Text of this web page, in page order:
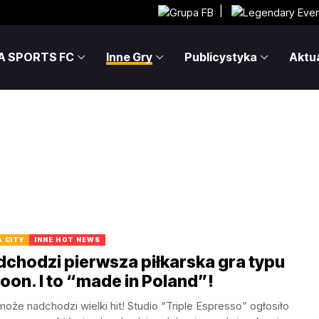
SPORTS FC Inne Gry Publicystyka
CITY INNE HOT NEWS
pierwsza piłkarska gra typu
I to “made in Poland”!
nadchodzi wielki hit! Studio “Triple Espresso” ogłosiło